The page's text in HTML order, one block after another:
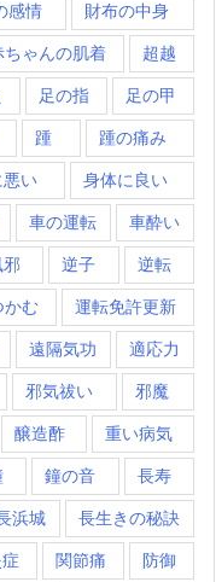
感情 財布の中身
ちゃんの肌着 超越
足の指 足の甲
踵 踵の痛み
い 身体に良い
車の運転 車酔い
邪 逆子 逆転
かむ 運転免許更新
遠隔気功 適応力
邪気祓い 邪魔
醸造酢 重い病気
鐘の音 長寿
浜城 長生きの秘訣
関節痛 防御